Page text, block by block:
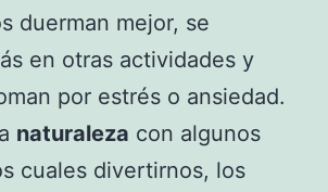
duerman mejor, se
en otras actividades y
por estrés o ansiedad.
naturaleza con algunos
cuales divertirnos, los